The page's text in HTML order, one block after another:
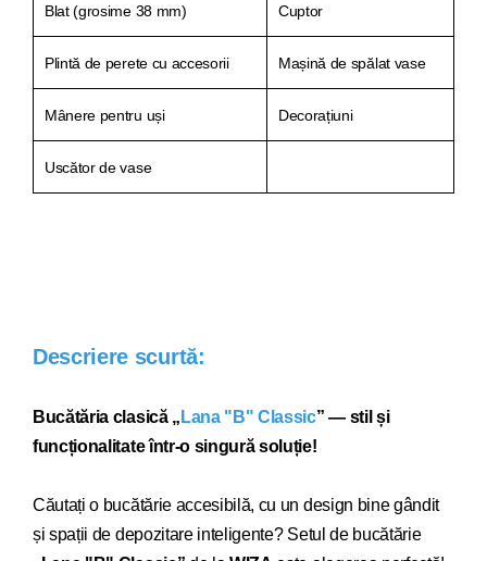
Blat (grosime 38 mm) Cuptor
Plintă de perete cu accesorii Mașină de spălat vase
Mânere pentru uși Decorațiuni
Uscător de vase
Descriere scurtă:
Bucătăria clasică „ Lana "B" Classic” — stil și
funcționalitate într-o singură soluție!
Căutați o bucătărie accesibilă, cu un design bine gândit
și spații de depozitare inteligente? Setul de bucătărie